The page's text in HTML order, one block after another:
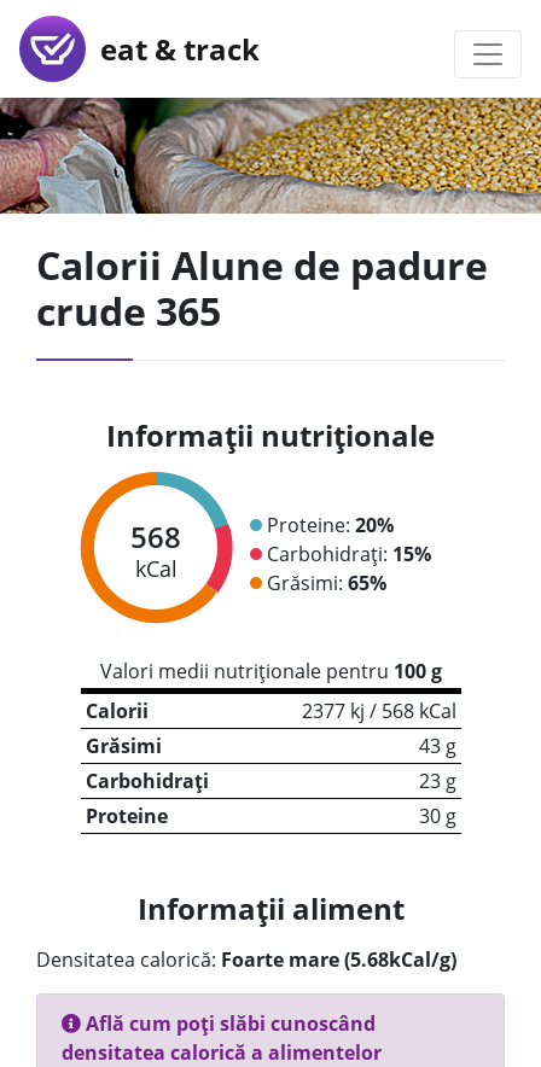
eat & track
Calorii Alune de padure
crude 365
Informații nutriționale
568
kCal
Proteine: 20%
Carbohidrați: 15%
Grăsimi: 65%
Valori medii nutriționale pentru 100 g
Calorii
2377 kj / 568 kCal
Grăsimi
43 g
Carbohidrați
23 g
Proteine
30 g
Informații aliment
Densitatea calorică: Foarte mare (5.68kCal/g)
Află cum poți slăbi cunoscând
densitatea calorică a alimentelor